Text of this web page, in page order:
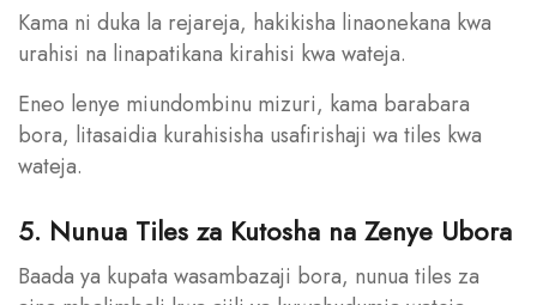
Kama ni duka la rejareja, hakikisha linaonekana kwa
urahisi na linapatikana kirahisi kwa wateja.
Eneo lenye miundombinu mizuri, kama barabara
bora, litasaidia kurahisisha usafirishaji wa tiles kwa
wateja.
5. Nunua Tiles za Kutosha na Zenye Ubora
Baada ya kupata wasambazaji bora, nunua tiles za